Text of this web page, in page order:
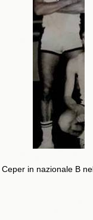
Ceper in nazionale B